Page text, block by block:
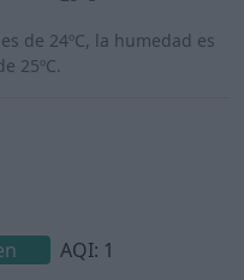
de 24ºC, la humedad es
25ºC.
AQI: 1